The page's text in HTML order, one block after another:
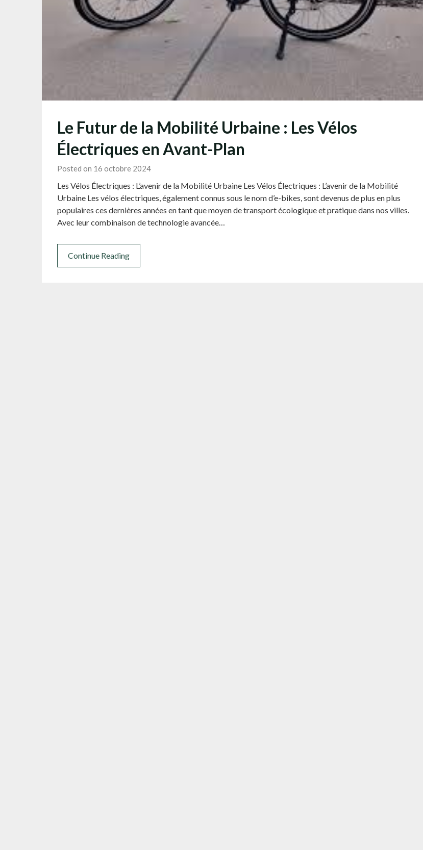
Le Futur de la Mobilité Urbaine : Les Vélos
Électriques en Avant-Plan
Posted on 16 octobre 2024
Les Vélos Électriques : L’avenir de la Mobilité Urbaine Les Vélos Électriques : L’avenir de la Mobilité
Urbaine Les vélos électriques, également connus sous le nom d’e-bikes, sont devenus de plus en plus
populaires ces dernières années en tant que moyen de transport écologique et pratique dans nos villes.
Avec leur combinaison de technologie avancée…
Continue Reading